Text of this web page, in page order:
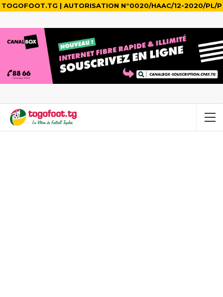
TOGOFOOT.TG | AUTORISATION N°0020/HAAC/12-2020/PL/P